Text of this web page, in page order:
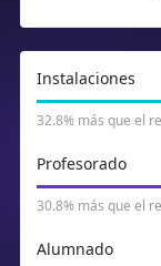
Instalaciones
32.8% más que el
Profesorado
30.8% más que el
Alumnado